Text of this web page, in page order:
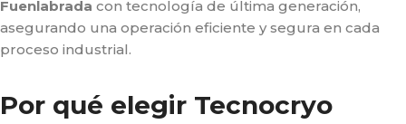
Fuenlabrada con tecnología de última generación,
asegurando una operación eficiente y segura en cada
proceso industrial.
Por qué elegir Tecnocryo